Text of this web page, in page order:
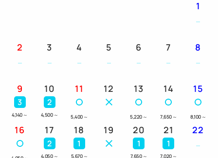
1
2 3 4 5 6 7 8
9
3
4,140 ～
10
2
4,500 ～
11
5,400 ～
12 13
5,220 ～
14
7,650 ～
15
8,100 ～
16 17
2
4,050 ～
18
1
5,670 ～
19 20
1
7,650 ～
21
1
7,020 ～
22